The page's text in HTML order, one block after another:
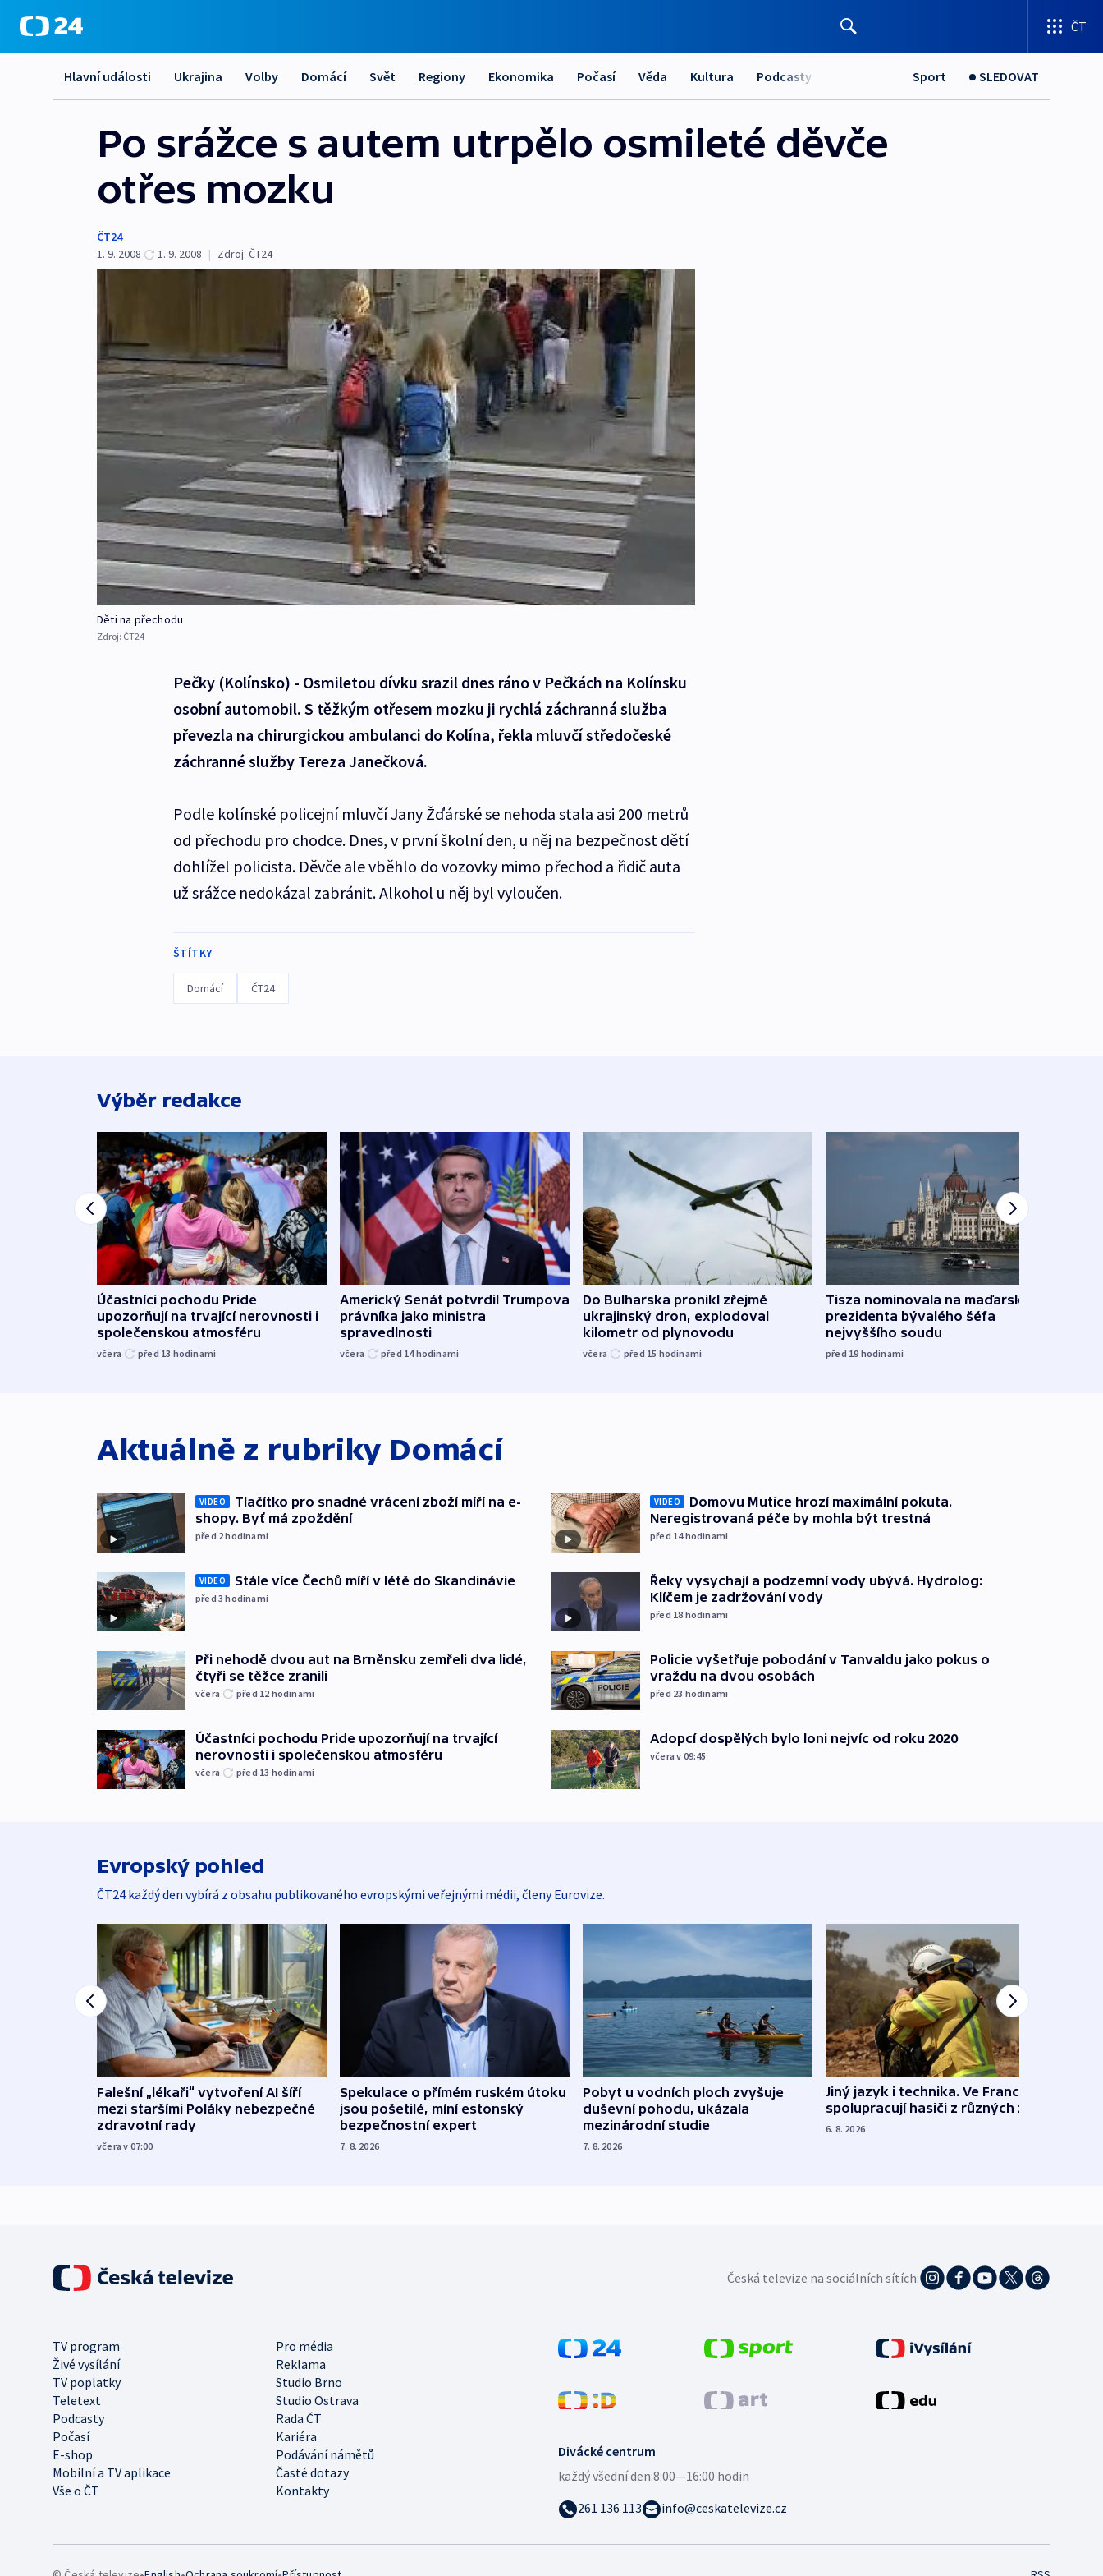
ČT
Hlavní události Ukrajina Volby Domácí Svět Regiony Ekonomika Počasí Věda Kultura Podcasty Sport SLEDOVAT
Po srážce s autem utrpělo osmileté děvče
otřes mozku
ČT24
1. 9. 2008
1. 9. 2008 | Zdroj: ČT24
Děti na přechodu
Zdroj: ČT24
Pečky (Kolínsko) - Osmiletou dívku srazil dnes ráno v Pečkách na Kolínsku
osobní automobil. S těžkým otřesem mozku ji rychlá záchranná služba
převezla na chirurgickou ambulanci do Kolína, řekla mluvčí středočeské
záchranné služby Tereza Janečková.
Podle kolínské policejní mluvčí Jany Žďárské se nehoda stala asi 200 metrů
od přechodu pro chodce. Dnes, v první školní den, u něj na bezpečnost dětí
dohlížel policista. Děvče ale vběhlo do vozovky mimo přechod a řidič auta
už srážce nedokázal zabránit. Alkohol u něj byl vyloučen.
ŠTÍTKY
Domácí ČT24
Výběr redakce
Účastníci pochodu Pride
upozorňují na trvající nerovnosti i
společenskou atmosféru
včera před 13 hodinami
Americký Senát potvrdil Trumpova
právníka jako ministra
spravedlnosti
včera před 14hodinami
Do Bulharska pronikl zřejmě
ukrajinský dron, explodoval
kilometr od plynovodu
včera před 15 hodinami
Tisza nominovala na maďarského
prezidenta bývalého šéfa
nejvyššího soudu
před 19 hodinami
Aktuálně z rubriky Domácí
VIDEO
Tlačítko pro snadné vrácení zboží míří na e-
shopy. Byť má zpoždění
před 2hodinami
VIDEO Stále více Čechů míří v létě do Skandinávie
před 3hodinami
Při nehodě dvou aut na Brněnsku zemřeli dva lidé,
čtyři se těžce zranili
včera před 12 hodinami
Účastníci pochodu Pride upozorňují na trvající
nerovnosti i společenskou atmosféru
včera před 13 hodinami
VIDEO
Domovu Mutice hrozí maximální pokuta.
Neregistrovaná péče by mohla být trestná
před 14hodinami
Řeky vysychají a podzemní vody ubývá. Hydrolog:
Klíčem je zadržování vody
před 18 hodinami
Policie vyšetřuje pobodání v Tanvaldu jako pokus o
vraždu na dvou osobách
před 23 hodinami
Adopcí dospělých bylo loni nejvíc od roku 2020
včera v 09:45
Evropský pohled
ČT24 každý den vybírá z obsahu publikovaného evropskými veřejnými médii, členy Eurovize.
Falešní „lékaři“ vytvoření AI šíří
mezi staršími Poláky nebezpečné
zdravotní rady
včera v 07:00
Spekulace o přímém ruském útoku
jsou pošetilé, míní estonský
bezpečnostní expert
7. 8. 2026
Pobyt u vodních ploch zvyšuje
duševní pohodu, ukázala
mezinárodní studie
7. 8. 2026
Jiný jazyk i technika. Ve Francii
spolupracují hasiči z různých zemí
6. 8. 2026
Česká televize na sociálních sítích:
TV program
Pro média
Živé vysílání
Reklama
TV poplatky
Studio Brno
Teletext
Studio Ostrava
Podcasty
Rada ČT
Počasí
Kariéra
E-shop
Podávání námětů
Mobilní a TV aplikace
Časté dotazy
Vše o ČT
Kontakty
Divácké centrum
každý všední den:8:00—16:00 hodin
261 136 113
info@ceskatelevize.cz